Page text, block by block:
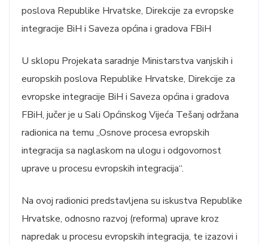
poslova Republike Hrvatske, Direkcije za evropske
integracije BiH i Saveza općina i gradova FBiH
U sklopu Projekata saradnje Ministarstva vanjskih i
europskih poslova Republike Hrvatske, Direkcije za
evropske integracije BiH i Saveza općina i gradova
FBiH, jučer je u Sali Općinskog Vijeća Tešanj održana
radionica na temu „Osnove procesa evropskih
integracija sa naglaskom na ulogu i odgovornost
uprave u procesu evropskih integracija“.
Na ovoj radionici predstavljena su iskustva Republike
Hrvatske, odnosno razvoj (reforma) uprave kroz
napredak u procesu evropskih integracija, te izazovi i